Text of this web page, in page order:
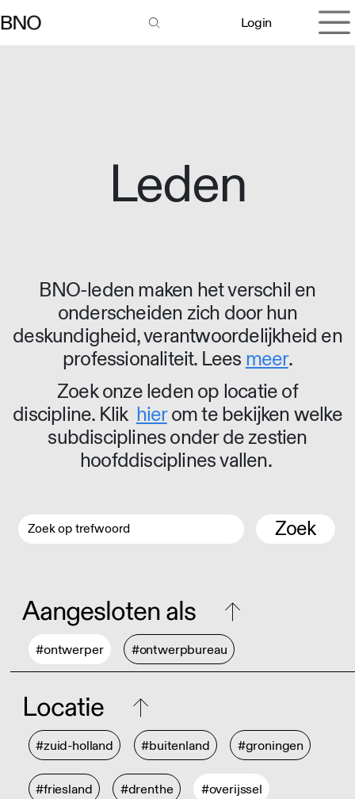
Login
Leden
BNO-leden maken het verschil en
onderscheiden zich door hun
deskundigheid, verantwoordelijkheid en
professionaliteit. Lees meer.
Zoek onze leden op locatie of
discipline. Klik hierom te bekijken welke
subdisciplines onder de zestien
hoofddisciplines vallen.
Zoek
Aangesloten als
#ontwerper #ontwerpbureau
Locatie
#zuid-holland #buitenland #groningen
#friesland #drenthe #overijssel